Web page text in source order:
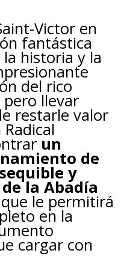
Victor en
fantástica
historia y la
del rico
pero llevar
restarle valor
un
de
y
la Abadía
le permitirá
en la
cargar con